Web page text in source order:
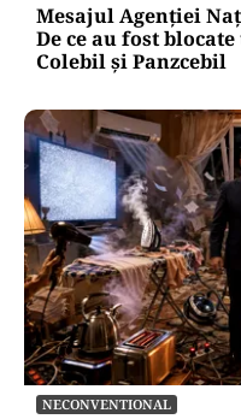
Mesajul Agenției
De ce au fost
Colebil și Panzcebil
NECONVENTIONAL